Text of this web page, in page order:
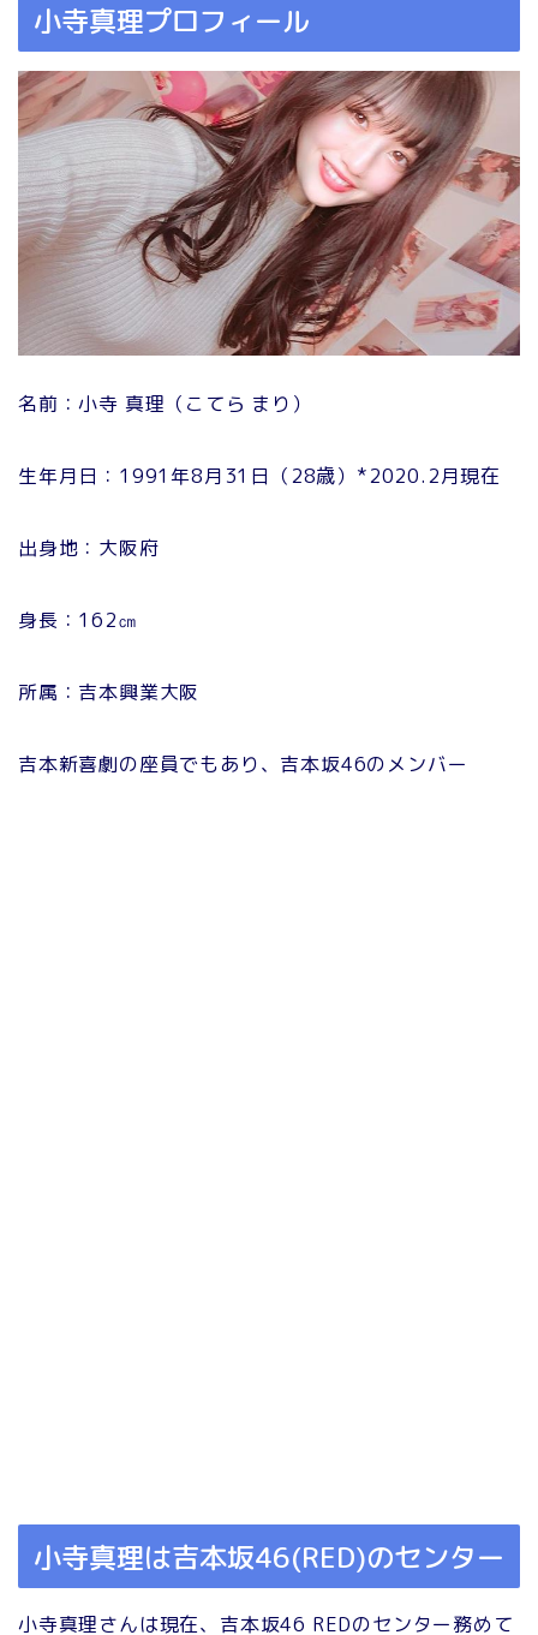
小寺真理プロフィール
名前：小寺 真理（こてら まり）
生年月日：1991年8月31日（28歳）*2020.2月現在
出身地：大阪府
身長：162㎝
所属：吉本興業大阪
吉本新喜劇の座員でもあり、吉本坂46のメンバー
小寺真理は吉本坂46(RED)のセンター
小寺真理さんは現在、吉本坂46 REDのセンター務めて